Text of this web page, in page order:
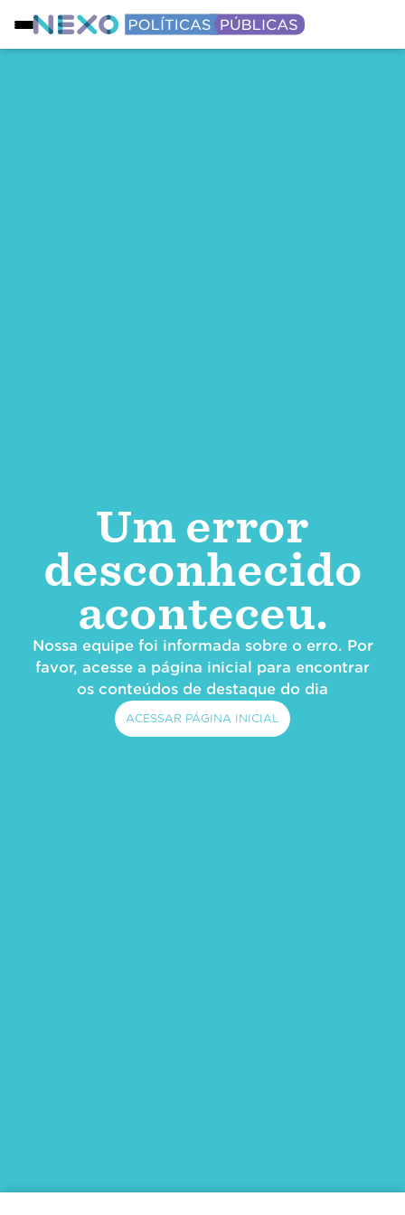
Um error
desconhecido
aconteceu.
Nossa equipe foi informada sobre o erro. Por
favor, acesse a página inicial para encontrar
os conteúdos de destaque do dia
ACESSAR PÁGINA INICIAL